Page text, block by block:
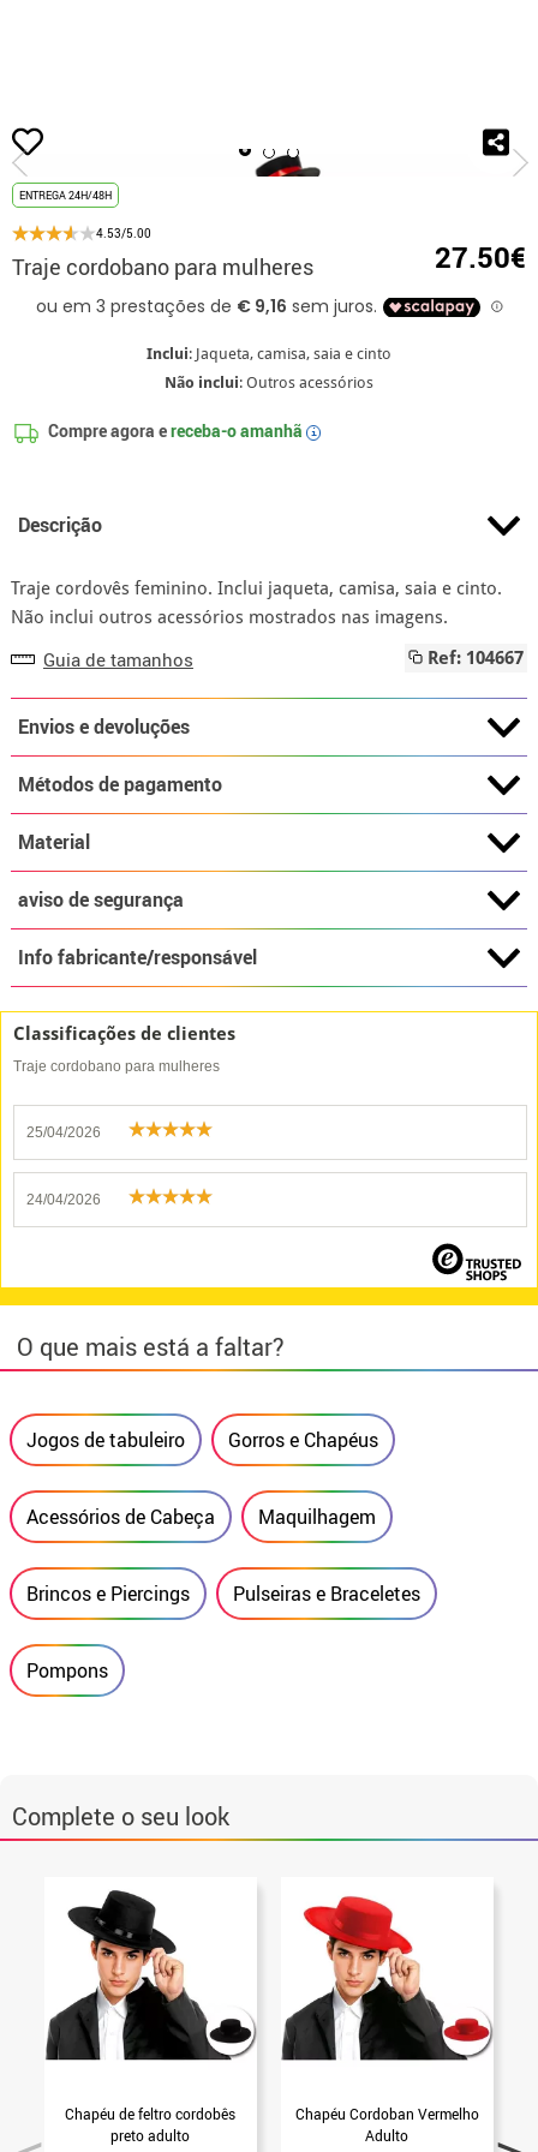
início Traje
ENTREGA 24H/48H
4.53/5.00
Traje cordobano para mulheres 27.50€
Inclui: Jaqueta, camisa, saia e cinto
Não inclui: Outros acessórios
Compre agora ereceba-o amanhã i
Descrição
Traje cordovês feminino. Inclui jaqueta, camisa, saia e cinto.
Não inclui outros acessórios mostrados nas imagens.
Guia de tamanhos Ref: 104667
Envios e devoluções
Métodos de pagamento
Material
aviso de segurança
Info fabricante/responsável
Classificações de clientes
Traje cordobano para mulheres
25/04/2026
24/04/2026
O que mais está a faltar?
Jogos de tabuleiro Gorros e Chapéus
Acessórios de Cabeça Maquilhagem
Brincos e Piercings Pulseiras e Braceletes
Pompons
Complete o seu look
Chapéu de feltro cordobês
preto adulto
Chapéu Cordoban Vermelho
Adulto